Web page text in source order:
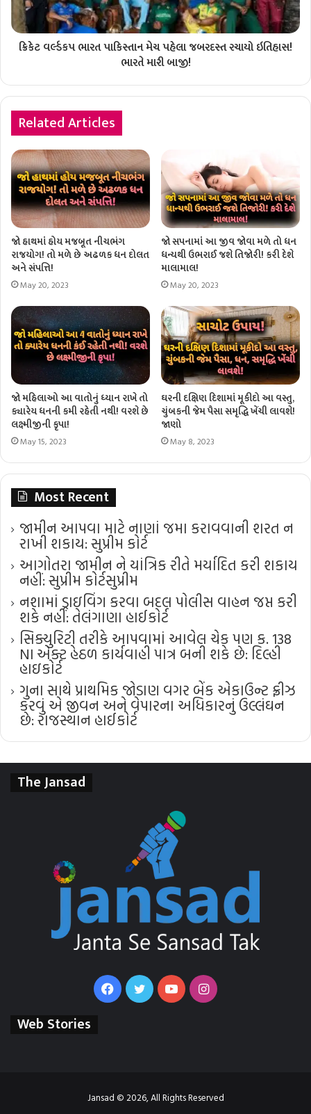
ક્રિકેટ વર્લ્ડકપ ભારત પાકિસ્તાન મેચ પહેલા જબરદસ્ત રચાયો ઇતિહાસ!
ભારતે મારી બાજી!
Related Articles
જો હાથમાં હોય મજબૂત નીચભંગ
રાજયોગ! તો મળે છે અઢળક ધન દોલત
અને સંપત્તિ!
May 20, 2023
જો સપનામાં આ જીવ જોવા મળે તો ધન
ધન્યથી ઉભરાઈ જશે તિજોરી! કરી દેશે
માલામાલ!
May 20, 2023
જો મહિલાઓ આ વાતોનું ધ્યાન રાખે તો
ક્યારેય ધનની કમી રહેતી નથી! વરશે છે
લક્ષ્મીજીની કૃપા!
May 15, 2023
ઘરની દક્ષિણ દિશામાં મૂકીદો આ વસ્તુ,
ચુંબકની જેમ પૈસા સમૃદ્ધિ ખેંચી લાવશે!
જાણો
May 8, 2023
Most Recent
જામીન આપવા માટે નાણાં જમા કરાવવાની શરત ન
રાખી શકાય: સુપ્રીમ કોર્ટ
આગોતરા જામીન ને યાંત્રિક રીતે મર્યાદિત કરી શકાય
નહીં: સુપ્રીમ કોર્ટ​સુપ્રીમ
નશામાં ડ્રાઇવિંગ કરવા બદલ પોલીસ વાહન જપ્ત કરી
શકે નહીં: તેલંગાણા હાઈકોર્ટ
સિક્યુરિટી તરીકે આપવામાં આવેલ ચેક પણ ક. 138
NI એક્ટ હેઠળ કાર્યવાહી પાત્ર બની શકે છે: દિલ્હી
હાઇકોર્ટ
ગુના સાથે પ્રાથમિક જોડાણ વગર બેંક એકાઉન્ટ ફ્રીઝ
કરવું એ જીવન અને વેપારના અધિકારનું ઉલ્લંઘન
છે: રાજસ્થાન હાઈકોર્ટ
The Jansad
FacebookTwitterYouTubeInstagram
Web Stories
Jansad © 2026, All Rights Reserved